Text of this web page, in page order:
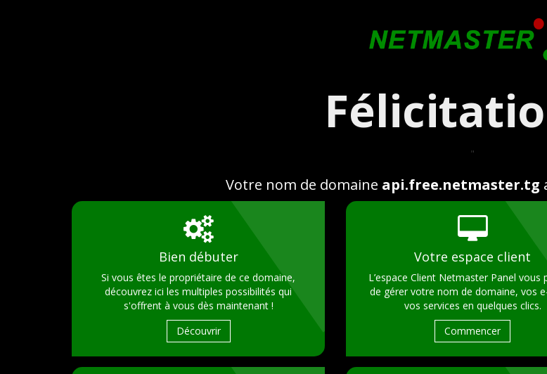
"
Votre nom de domaine api.free.netmaster.tg
Bien débuter
Si vous êtes le propriétaire de ce domaine,
découvrez ici les multiples possibilités qui
s'offrent à vous dès maintenant !
Découvrir
Votre espace client
L’espace Client Netmaster Panel vous
de gérer votre nom de domaine, vos
vos services en quelques clics.
Commencer